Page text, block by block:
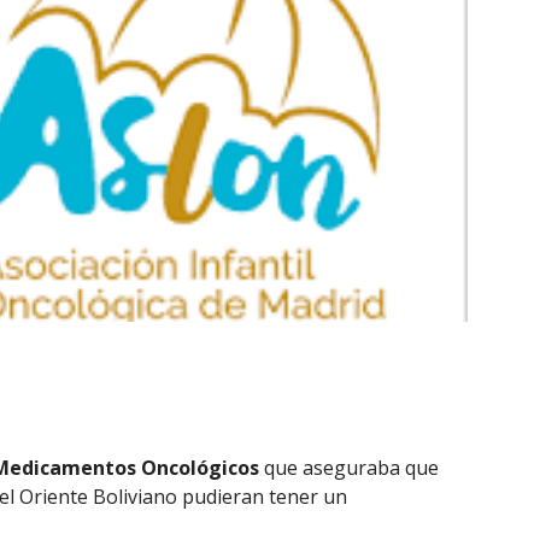
Oncológicosque aseguraba que
Oriente Boliviano pudieran tener un